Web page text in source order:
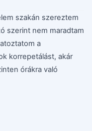
szakán szereztem
szerint nem maradtam
a
korrepetálást, akár
órákra való